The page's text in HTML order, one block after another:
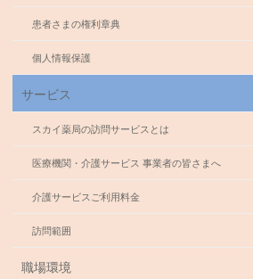
患者さまの権利章典
個人情報保護
サービス
スカイ薬局の訪問サービスとは
医療機関・介護サービス 事業者の皆さまへ
介護サービスご利用料金
訪問範囲
職場環境